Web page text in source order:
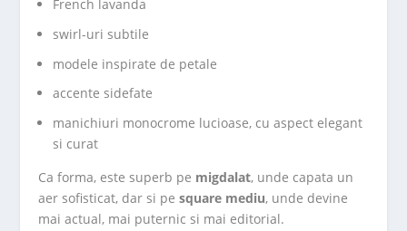
French lavanda
swirl-uri subtile
modele inspirate de petale
accente sidefate
manichiuri monocrome lucioase, cu aspect elegant
si curat
Ca forma, este superb pe migdalat, unde capata un
aer sofisticat, dar si pesquare mediu, unde devine
mai actual, mai puternic si mai editorial.